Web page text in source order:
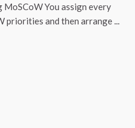
You assign every
priorities and then arrange ...